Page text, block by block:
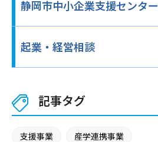
静岡市中小企業支援センター
起業・経営相談
記事タグ
支援事業 産学連携事業